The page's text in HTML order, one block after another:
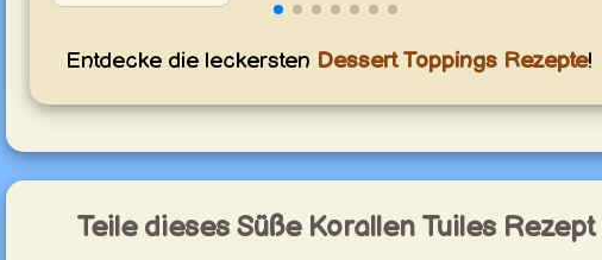
Entdecke die leckersten Dessert Toppings Rezepte!
Teile dieses Süße Korallen Tuiles Rezept